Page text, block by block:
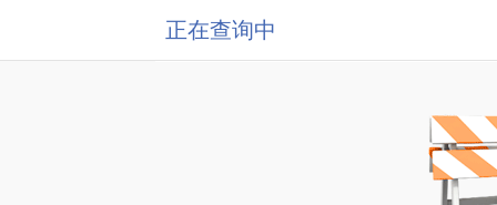
正在查询中